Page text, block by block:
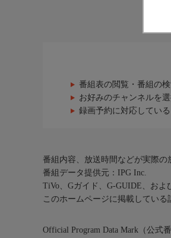
番組表の閲覧・番組の
お好みのチャンネルを
録画予約に対応してい
番組内容、放送時間などが実際の
番組データ提供元：IPG Inc.
TiVo、Gガイド、G-GUIDE、およ
このホームページに掲載している
Official Program Data Mark（公式